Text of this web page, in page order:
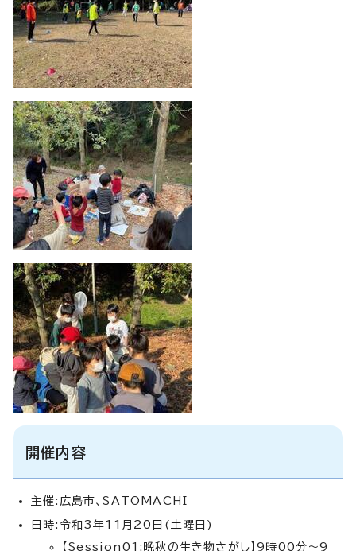
開催内容
主催:広島市、SATOMACHI
日時:令和3年11月20日(土曜日)
【Session01:晩秋の生き物さがし】9時00分～9